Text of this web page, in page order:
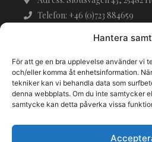
Hantera
För att ge en bra upplevelse använder vi
och/eller komma åt enhetsinformation.
tekniker kan vi behandla data som
denna webbplats. Om du inte samtycker
samtycke kan detta påverka vissa
Telefon: +46 (0)723 884659